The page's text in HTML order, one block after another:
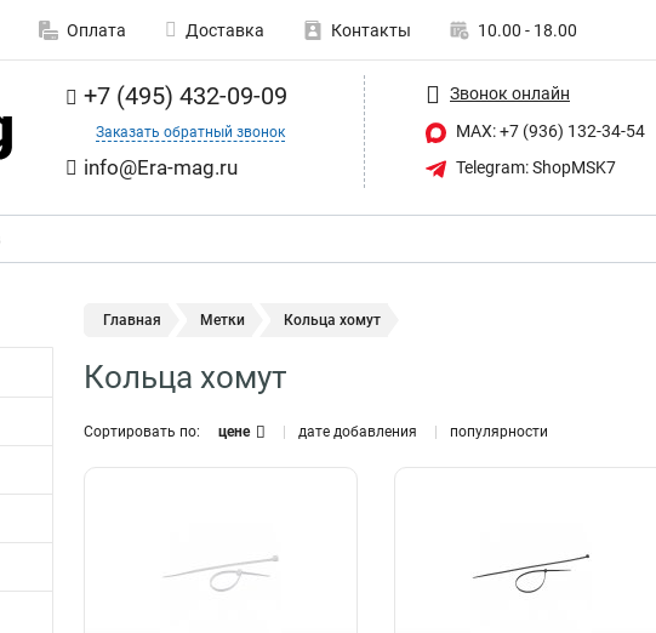
Оплата Доставка Контакты 10.00 - 18.00
+7 (495) 432-09-09
Заказать обратный звонок
info@Era-mag.ru
Звонок онлайн
MAX: +7 (936) 132-34-54
Telegram: ShopMSK7
Главная Метки Кольца хомут
Кольца хомут
Сортировать по: цене дате добавления популярности